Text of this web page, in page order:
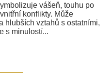
vášeň, touhu po
konflikty. Může
hlubších vztahů s ostatními,
s minulostí...